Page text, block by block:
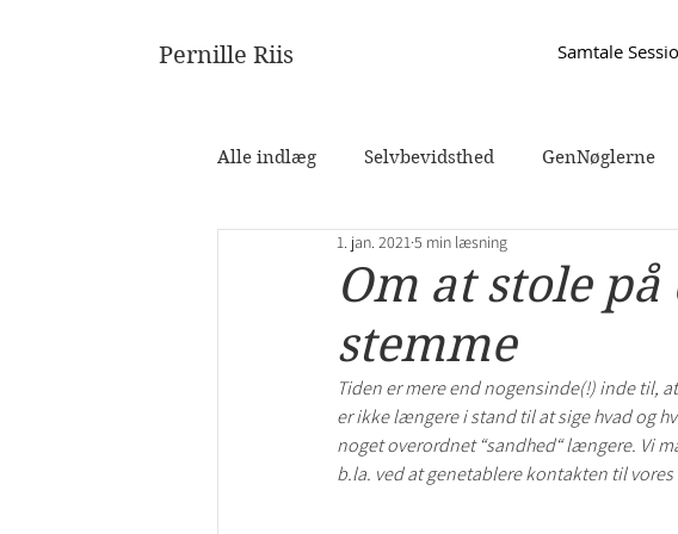
Pernille Riis Samtale
Alle indlæg Selvbevidsthed GenNøglerne
Om at stole
stemme
1. jan. 20215 min læsning
Tiden er mere end nogensinde(!) inde til,
er ikke længere i stand til at sige hvad og
noget overordnet “sandhed“ længere. Vi
b.la. ved at genetablere kontakten til